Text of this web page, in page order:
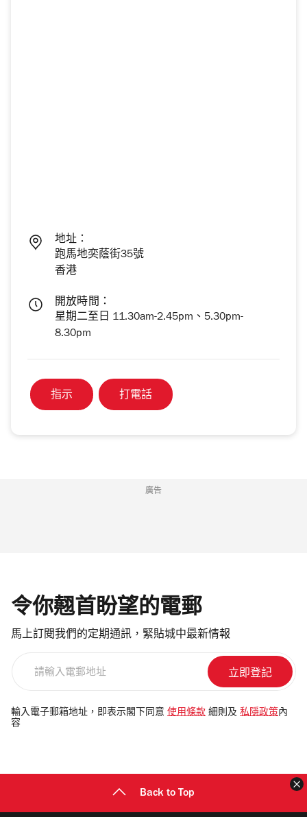
地址：
跑馬地奕蔭街35號
香港
開放時間：
星期二至日 11.30am-2.45pm、5.30pm-
8.30pm
指示 打電話
廣告
令你翹首盼望的電郵
馬上訂閱我們的定期通訊，緊貼城中最新情報
電
郵
輸入電子郵箱地址，即表示閣下同意 使用條款 細則及 私隱政策 內
容
Back to Top